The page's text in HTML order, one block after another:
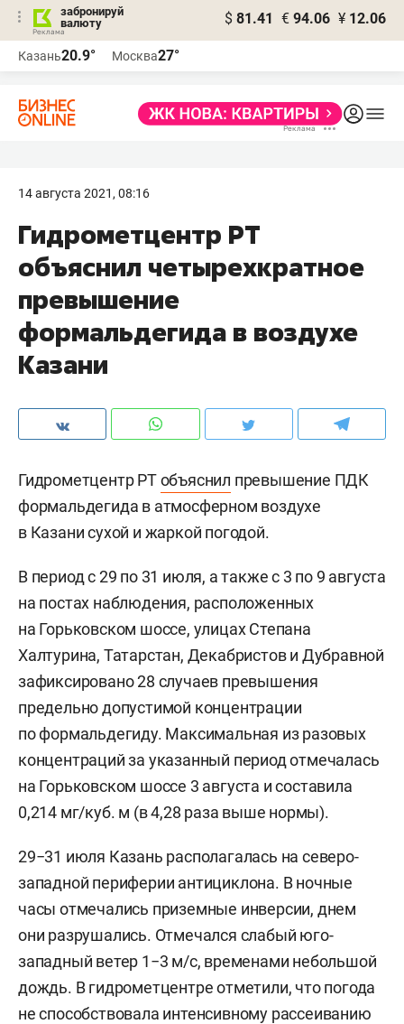
забронируй
валюту
$ 81.41 € 94.06 ¥ 12.06
Казань20.9° Москва27°
14 августа 2021, 08:16
Гидрометцентр РТ
объяснил четырехкратное
превышение
формальдегида в воздухе
Казани
Гидрометцентр РТобъяснил превышение ПДК
формальдегида в атмосферном воздухе
в Казани сухой и жаркой погодой.
В период с 29 по 31 июля, а также с 3 по 9 августа
на постах наблюдения, расположенных
на Горьковском шоссе, улицах Степана
Халтурина, Татарстан, Декабристов и Дубравной
зафиксировано 28 случаев превышения
предельно допустимой концентрации
по формальдегиду. Максимальная из разовых
концентраций за указанный период отмечалась
на Горьковском шоссе 3 августа и составила
0,214 мг/куб. м (в 4,28 раза выше нормы).
29−31 июля Казань располагалась на северо-
западной периферии антициклона. В ночные
часы отмечались приземные инверсии, днем
они разрушались. Отмечался слабый юго-
западный ветер 1−3 м/с, временами небольшой
дождь. В гидрометцентре отметили, что погода
не способствовала интенсивному рассеиванию